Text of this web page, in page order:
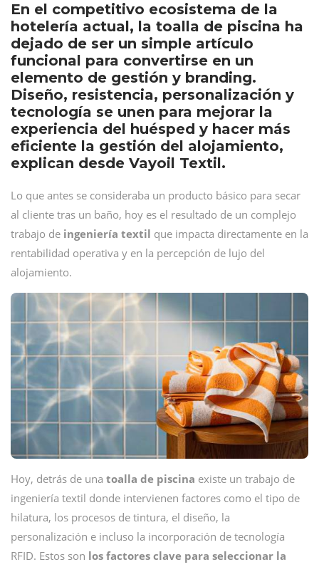
En el competitivo ecosistema de la
hotelería actual, la toalla de piscina ha
dejado de ser un simple artículo
funcional para convertirse en un
elemento de gestión y branding.
Diseño, resistencia, personalización y
tecnología se unen para mejorar la
experiencia del huésped y hacer más
eficiente la gestión del alojamiento,
explican desde Vayoil Textil.
Lo que antes se consideraba un producto básico para secar
al cliente tras un baño, hoy es el resultado de un complejo
trabajo de ingeniería textil que impacta directamente en la
rentabilidad operativa y en la percepción de lujo del
alojamiento.
Hoy, detrás de una toalla de piscina existe un trabajo de
ingeniería textil donde intervienen factores como el tipo de
hilatura, los procesos de tintura, el diseño, la
personalización e incluso la incorporación de tecnología
RFID. Estos son los factores clave para seleccionar la